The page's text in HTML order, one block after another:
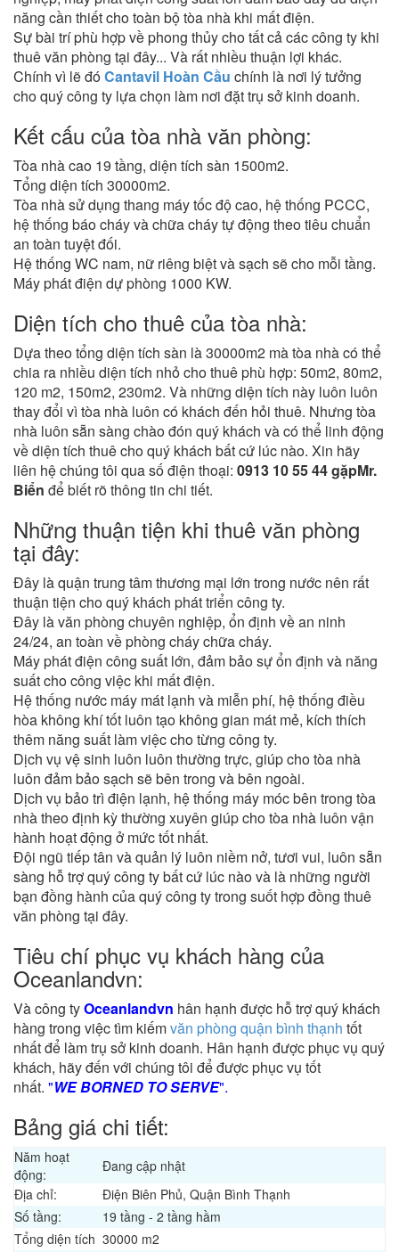
năng cần thiết cho toàn bộ tòa nhà khi mất điện.
Sự bài trí phù hợp về phong thủy cho tất cả các công ty khi
thuê văn phòng tại đây... Và rất nhiều thuận lợi khác.
Chính vì lẽ đóCantavil Hoàn Cầu chính là nơi lý tưởng
cho quý công ty lựa chọn làm nơi đặt trụ sở kinh doanh.
Kết cấu của tòa nhà văn phòng:
Tòa nhà cao 19 tầng, diện tích sàn 1500m2.
Tổng diện tích 30000m2.
Tòa nhà sử dụng thang máy tốc độ cao, hệ thống PCCC,
hệ thống báo cháy và chữa cháy tự động theo tiêu chuẩn
an toàn tuyệt đối.
Hệ thống WC nam, nữ riêng biệt và sạch sẽ cho mỗi tầng.
Máy phát điện dự phòng 1000 KW.
Diện tích cho thuê của tòa nhà:
Dựa theo tổng diện tích sàn là 30000m2 mà tòa nhà có thể
chia ra nhiều diện tích nhỏ cho thuê phù hợp: 50m2, 80m2,
120 m2, 150m2, 230m2. Và những diện tích này luôn luôn
thay đổi vì tòa nhà luôn có khách đến hỏi thuê. Nhưng tòa
nhà luôn sẵn sàng chào đón quý khách và có thể linh động
về diện tích thuê cho quý khách bất cứ lúc nào. Xin hãy
liên hệ chúng tôi qua số điện thoại: 0913 10 55 44 gặpMr.
Biển để biết rõ thông tin chi tiết.
Những thuận tiện khi thuê văn phòng
tại đây:
Đây là quận trung tâm thương mại lớn trong nước nên rất
thuận tiện cho quý khách phát triển công ty.
Đây là văn phòng chuyên nghiệp, ổn định về an ninh
24/24, an toàn về phòng cháy chữa cháy.
Máy phát điện công suất lớn, đảm bảo sự ổn định và năng
suất cho công việc khi mất điện.
Hệ thống nước máy mát lạnh và miễn phí, hệ thống điều
hòa không khí tốt luôn tạo không gian mát mẻ, kích thích
thêm năng suất làm việc cho từng công ty.
Dịch vụ vệ sinh luôn luôn thường trực, giúp cho tòa nhà
luôn đảm bảo sạch sẽ bên trong và bên ngoài.
Dịch vụ bảo trì điện lạnh, hệ thống máy móc bên trong tòa
nhà theo định kỳ thường xuyên giúp cho tòa nhà luôn vận
hành hoạt động ở mức tốt nhất.
Đội ngũ tiếp tân và quản lý luôn niềm nở, tươi vui, luôn sẵn
sàng hỗ trợ quý công ty bất cứ lúc nào và là những người
bạn đồng hành của quý công ty trong suốt hợp đồng thuê
văn phòng tại đây.
Tiêu chí phục vụ khách hàng của
Oceanlandvn:
Và công tyOceanlandvn hân hạnh được hỗ trợ quý khách
hàng trong việc tìm kiếmvăn phòng quận bình thạnh tốt
nhất để làm trụ sở kinh doanh. Hân hạnh được phục vụ quý
khách, hãy đến với chúng tôi để được phục vụ tốt
nhất. "WE BORNED TO SERVE".
Bảng giá chi tiết:
Năm hoạt
động:
Đang cập nhật
Địa chỉ:
Điện Biên Phủ, Quận Bình Thạnh
Số tầng:
19 tầng - 2 tầng hầm
Tổng diện tích 30000 m2